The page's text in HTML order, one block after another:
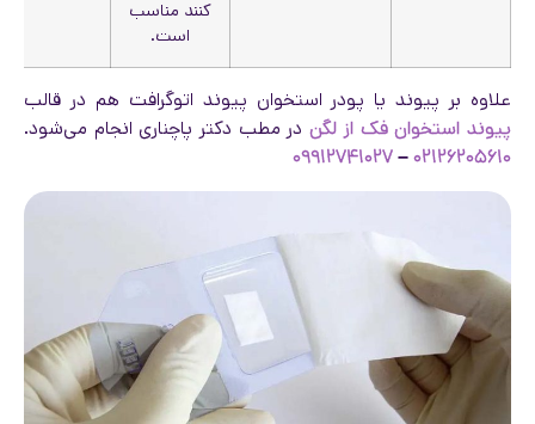
کنند مناسب
است.
علاوه بر پیوند یا پودر استخوان پیوند اتوگرافت هم در قالب
پیوند استخوان فک از لگندر مطب دکتر پاچناری انجام می‌شود.
۰۲۱۲۶۲۰۵۶۱۰–۰۹۹۱۲۷۴۱۰۲۷